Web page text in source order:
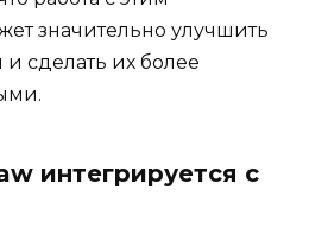
значительно улучшить
сделать их более
интегрируется с